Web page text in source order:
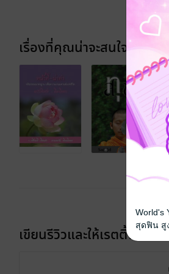
เรื่องที่คุณน่าจะสนใจ
เขียนรีวิวและให้เรตติ้ง
World's
สุดฟิน สู